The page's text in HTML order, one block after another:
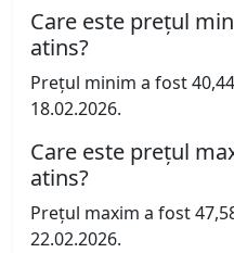
Care este prețul
atins?
Prețul minim a fost
18.02.2026.
Care este prețul
atins?
Prețul maxim a fost
22.02.2026.